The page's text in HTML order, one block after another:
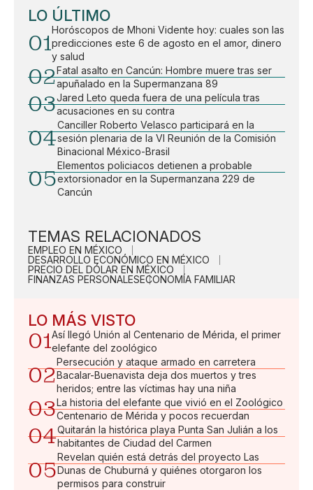
LO ÚLTIMO
01
Horóscopos de Mhoni Vidente hoy: cuales son las
predicciones este 6 de agosto en el amor, dinero
y salud
02Fatal asalto en Cancún: Hombre muere tras ser
apuñalado en la Supermanzana 89
03Jared Leto queda fuera de una película tras
acusaciones en su contra
04
Canciller Roberto Velasco participará en la
sesión plenaria de la VI Reunión de la Comisión
Binacional México-Brasil
05
Elementos policiacos detienen a probable
extorsionador en la Supermanzana 229 de
Cancún
TEMAS RELACIONADOS
EMPLEO EN MÉXICO
DESARROLLO ECONÓMICO EN MÉXICO
PRECIO DEL DÓLAR EN MÉXICO
FINANZAS PERSONALESECONOMÍA FAMILIAR
LO MÁS VISTO
01Así llegó Unión al Centenario de Mérida, el primer
elefante del zoológico
02
Persecución y ataque armado en carretera
Bacalar-Buenavista deja dos muertos y tres
heridos; entre las víctimas hay una niña
03La historia del elefante que vivió en el Zoológico
Centenario de Mérida y pocos recuerdan
04Quitarán la histórica playa Punta San Julián a los
habitantes de Ciudad del Carmen
05
Revelan quién está detrás del proyecto Las
Dunas de Chuburná y quiénes otorgaron los
permisos para construir